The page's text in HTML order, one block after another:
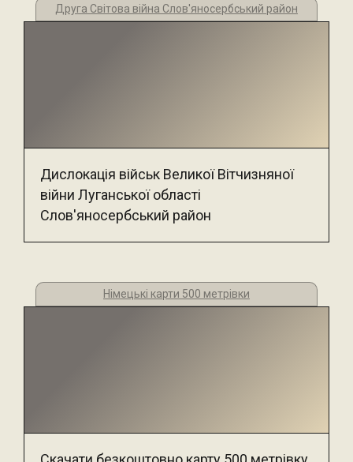
Друга Світова війна Слов'яносербський район
Дислокація військ Великої Вітчизняної
війни Луганської області
Слов'яносербський район
Німецькі карти 500 метрівки